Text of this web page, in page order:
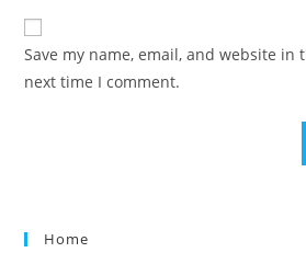
Save my name, email, and website in
next time I comment.
Home